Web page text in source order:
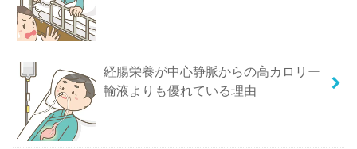
経腸栄養が中心静脈からの高カロリー
輸液よりも優れている理由